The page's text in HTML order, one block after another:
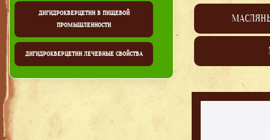
ДИГИДРОКВЕРЦЕТИН В ПИЩЕВОЙ
ПРОМЫШЛЕННОСТИ
ДИГИДРОКВЕРЦЕТИН ЛЕЧЕБНЫЕ СВОЙСТВА